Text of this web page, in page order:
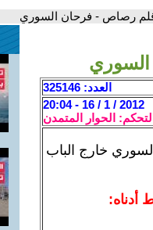
قلم رصاص - فرحان السوري
السوري
العدد: 325146
2012 / 1 / 16 - 20:04
التحكم: الحوار المتمدن
خارج الباب
أدناه: